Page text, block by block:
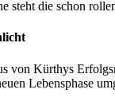
steht die schon
von Kürthys
Lebensphase